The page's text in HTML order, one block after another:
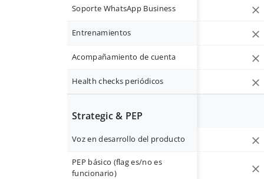
Soporte WhatsApp Business
Entrenamientos
Acompañamiento de cuenta
Health checks periódicos
Strategic & PEP
Voz en desarrollo del producto
PEP básico (flag es/no es
funcionario)